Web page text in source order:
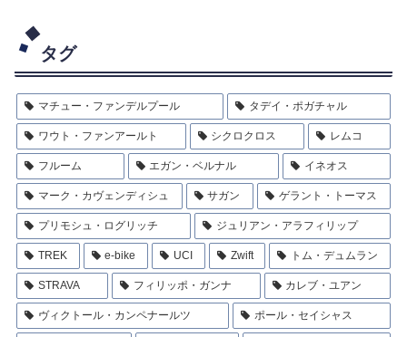
タグ
マチュー・ファンデルプール タデイ・ポガチャル
ワウト・ファンアールト シクロクロス レムコ
フルーム エガン・ベルナル イネオス
マーク・カヴェンディシュ サガン ゲラント・トーマス
プリモシュ・ログリッチ ジュリアン・アラフィリップ
TREK e-bike UCI Zwift トム・デュムラン
STRAVA フィリッポ・ガンナ カレブ・ユアン
ヴィクトール・カンペナールツ ポール・セイシャス